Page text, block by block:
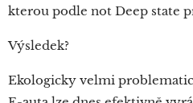
kterou podle not Deep state
Výsledek?
Ekologicky velmi